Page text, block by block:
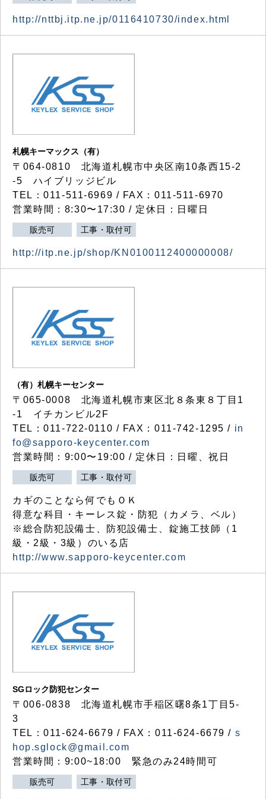
http://nttbj.itp.ne.jp/0116410730/index.html
札幌キーマックス（有）
〒064-0810 北海道札幌市中央区南10条西15-2
-5 ハイブリッジビル
TEL：011-511-6969 / FAX：011-511-6970
営業時間：8:30〜17:30 / 定休日：日曜日
販売可 工事・取付可
http://itp.ne.jp/shop/KN0100112400000008/
（有）札幌キーセンター
〒065-0008 北海道札幌市東区北８条東８丁目1
-1 イチカンビル2F
TEL：011-722-0110 / FAX：011-742-1295 / in
fo@sapporo-keycenter.com
営業時間：9:00〜19:00 / 定休日：日曜、祝日
販売可 工事・取付可
カギのことなら何でもＯＫ
得意な科目・キーレス錠・防犯（カメラ、ベル）
※総合防犯設備士、防犯設備士、錠施工技師（1
級・2級・3級）のいる店
http://www.sapporo-keycenter.com
SGロック防犯センター
〒006-0838 北海道札幌市手稲区曙8条1丁目5-
3
TEL：011-624-6679 / FAX：011-624-6679 / s
hop.sglock@gmail.com
営業時間：9:00~18:00 緊急のみ24時間可
販売可 工事・取付可